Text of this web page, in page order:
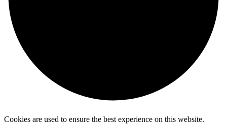
Cookies are used to ensure the best experience on this website.